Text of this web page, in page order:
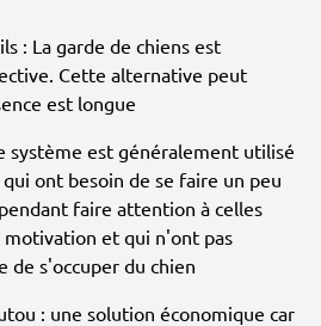
: La garde de chiens est
Cette alternative peut
est longue
système est généralement utilisé
ont besoin de se faire un peu
faire attention à celles
et qui n'ont pas
de s'occuper du chien
: une solution économique car